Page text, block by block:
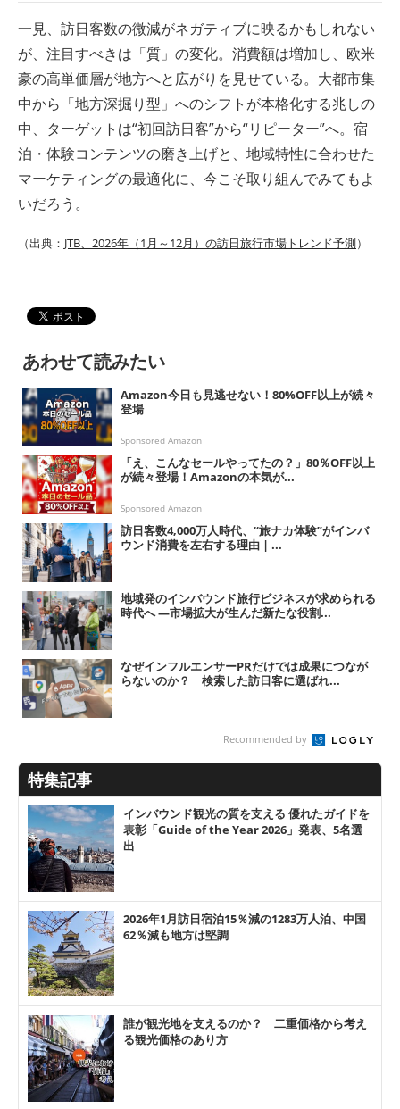
一見、訪日客数の微減がネガティブに映るかもしれない
が、注目すべきは「質」の変化。消費額は増加し、欧米
豪の高単価層が地方へと広がりを見せている。大都市集
中から「地方深掘り型」へのシフトが本格化する兆しの
中、ターゲットは“初回訪日客”から“リピーター”へ。宿
泊・体験コンテンツの磨き上げと、地域特性に合わせた
マーケティングの最適化に、今こそ取り組んでみてもよ
いだろう。
（出典： JTB、2026年（1月～12月）の訪日旅行市場トレンド予測）
あわせて読みたい
Amazon今日も見逃せない！80%OFF以上が続々
登場
Sponsored Amazon
「え、こんなセールやってたの？」80％OFF以上
が続々登場！Amazonの本気が...
Sponsored Amazon
訪日客数4,000万人時代、“旅ナカ体験”がインバ
ウンド消費を左右する理由 | ...
地域発のインバウンド旅行ビジネスが求められる
時代へ ―市場拡大が生んだ新たな役割...
なぜインフルエンサーPRだけでは成果につなが
らないのか？ 検索した訪日客に選ばれ...
Recommended by
特集記事
インバウンド観光の質を支える 優れたガイドを
表彰「Guide of the Year 2026」発表、5名選
出
2026年1月訪日宿泊15％減の1283万人泊、中国
62％減も地方は堅調
誰が観光地を支えるのか？ 二重価格から考え
る観光価格のあり方